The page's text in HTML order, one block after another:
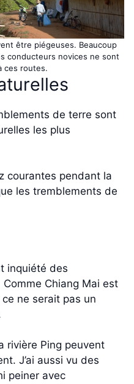
être piégeuses. Beaucoup
conducteurs novices ne sont
ces routes.
de terre sont
les plus
courantes pendant la
les tremblements de
inquiété des
Chiang Mai est
ne serait pas un
rivière Ping peuvent
J’ai aussi vu des
peiner avec